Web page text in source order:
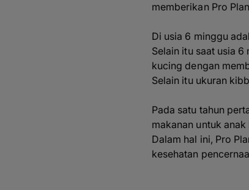
memberikan Pro
Di usia 6 minggu
Selain itu saat usia
kucing dengan
Selain itu ukuran
Pada satu tahun
makanan untuk
Dalam hal ini, Pro
kesehatan